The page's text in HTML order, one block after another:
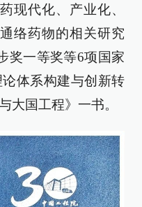
现代化、产业化、
络药物的相关研究
奖一等奖等6项国家
体系构建与创新转
大国工程》一书。